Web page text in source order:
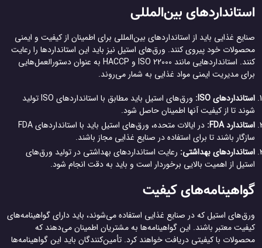
استانداردهای بین‌المللی
صنایع غذایی باید از استانداردهای بین‌المللی برای اطمینان از کیفیت و ایمنی
محصولات خود پیروی کنند. ورق‌های استیل نیز باید این استانداردها را رعایت
کنند. استانداردهایی مانند ISO 22000 و HACCP به عنوان دستورالعمل‌هایی
برای مدیریت ایمنی مواد غذایی به شمار می‌روند.
استانداردهای ISO:
ورق‌های استیل باید مطابق با استانداردهای ISO تولید
شوند تا از کیفیت آنها اطمینان حاصل شود.
استاندارد FDA:
در ایالات متحده، ورق‌های استیل باید با استانداردهای FDA
سازگار باشند تا برای استفاده در صنایع غذایی مجاز باشند.
استانداردهای بهداشتی: رعایت استانداردهای بهداشتی در تولید ورق‌های
استیل از اهمیت بالایی برخوردار است و باید به دقت انجام شود.
گواهینامه‌های کیفیت
ورق‌های استیل که در صنایع غذایی استفاده می‌شوند، باید دارای گواهینامه‌های
کیفیت معتبر باشند. این گواهینامه‌ها به مشتریان اطمینان می‌دهند که
محصولات با کیفیتی دریافت خواهند کرد. تأمین‌کنندگان باید این گواهینامه‌ها